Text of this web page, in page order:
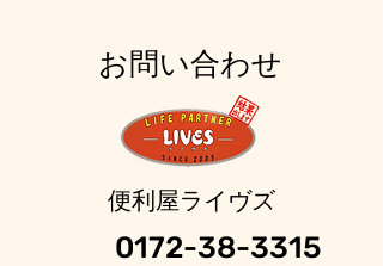
お問い合わせ
便利屋ライヴズ
0172-38-3315